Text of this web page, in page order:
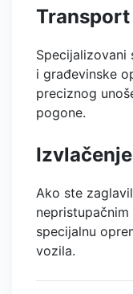
Specijalizovani
i građevinske
preciznog
pogone.
Ako ste
specijalnu
vozila.